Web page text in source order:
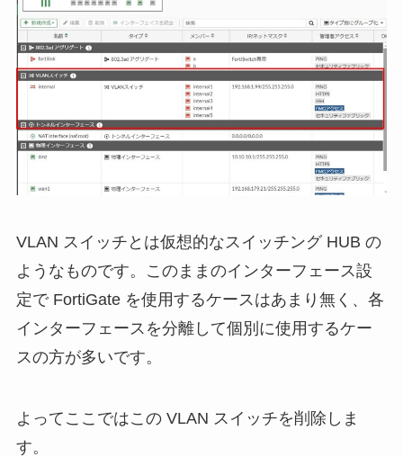
VLAN スイッチとは仮想的なスイッチング HUB の
ようなものです。このままのインターフェース設
定で FortiGate を使用するケースはあまり無く、各
インターフェースを分離して個別に使用するケー
スの方が多いです。
よってここではこの VLAN スイッチを削除しま
す。